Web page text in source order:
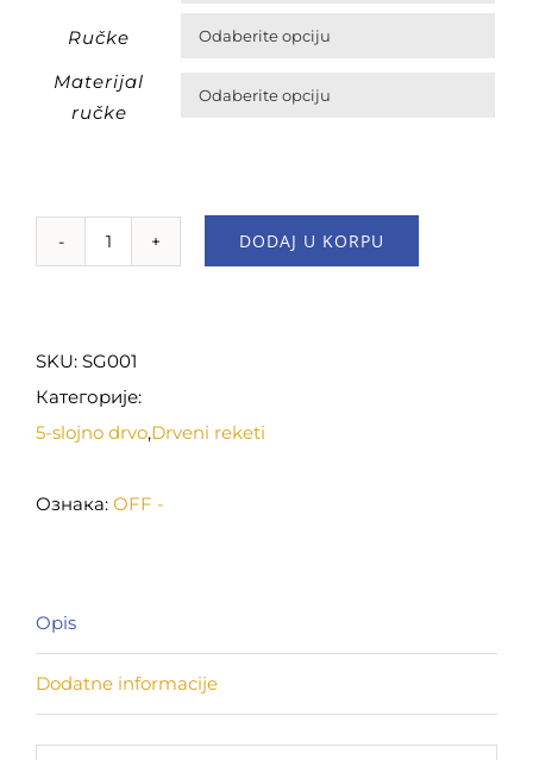
Ručke
Materijal
ručke
DODAJ U KORPU
SKU: SG001
Категорије:
5-slojno drvo,Drveni reketi
Ознака: OFF -
Opis
Dodatne informacije